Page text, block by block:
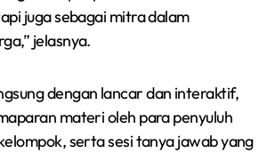
juga sebagai mitra dalam
jelasnya.
dengan lancar dan interaktif,
materi oleh para penyuluh
serta sesi tanya jawab yang